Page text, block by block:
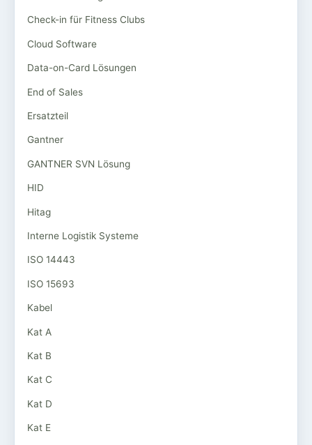
Check-in für Fitness Clubs
Cloud Software
Data-on-Card Lösungen
End of Sales
Ersatzteil
Gantner
GANTNER SVN Lösung
HID
Hitag
Interne Logistik Systeme
ISO 14443
ISO 15693
Kabel
Kat A
Kat B
Kat C
Kat D
Kat E